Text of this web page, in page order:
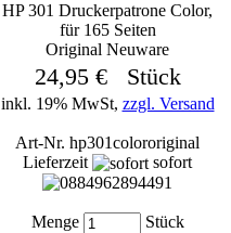
HP 301 Druckerpatrone Color,
für 165 Seiten
Original Neuware
24,95 € Stück
inkl. 19% MwSt, zzgl. Versand
Art-Nr. hp301colororiginal
Lieferzeit
sofort
Menge Stück